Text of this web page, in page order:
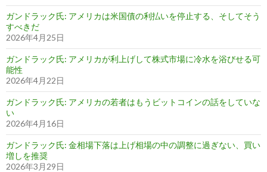
ガンドラック氏: アメリカは米国債の利払いを停止する、そしてそう
すべきだ
2026年4月25日
ガンドラック氏: アメリカが利上げして株式市場に冷水を浴びせる可
能性
2026年4月22日
ガンドラック氏: アメリカの若者はもうビットコインの話をしていな
い
2026年4月16日
ガンドラック氏: 金相場下落は上げ相場の中の調整に過ぎない、買い
増しを推奨
2026年3月29日